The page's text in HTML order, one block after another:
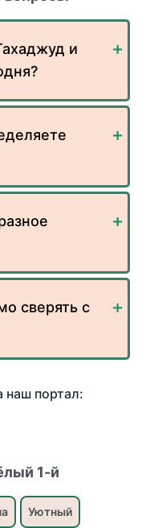
и
сверять с
наш портал:
1-й
Уютный